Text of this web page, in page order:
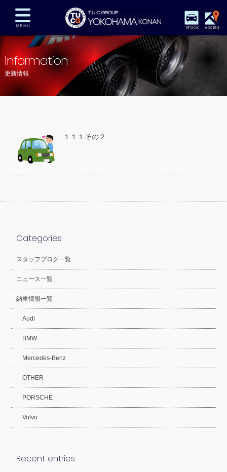
STOCK ACCESS
在庫車両情報 保証&サービス パーツリスト
TUCとは？ 店舗情報 アクセスマップ
全国納車 特別作業 注文販売
プライバシーポリシー
Information
更新情報
１１１その２
Categories
スタッフブログ一覧
ニュース一覧
納車情報一覧
Audi
BMW
Mercedes-Benz
OTHER
PORSCHE
Volvo
Recent entries